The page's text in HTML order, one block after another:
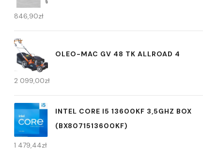
846,90zł
OLEO-MAC GV 48 TK ALLROAD 4
2 099,00zł
INTEL CORE I5 13600KF 3,5GHZ BOX
(BX8071513600KF)
1 479,44zł